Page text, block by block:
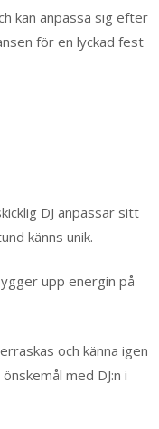
kan anpassa sig efter
för en lyckad fest
DJ anpassar sitt
känns unik.
upp energin på
och känna igen
med DJ:n i